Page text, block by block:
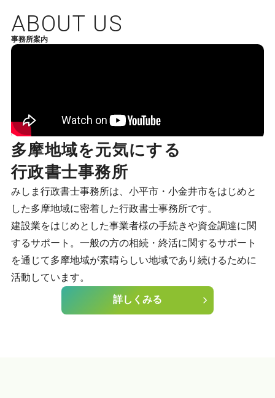
ABOUT US
事務所案内
多摩地域を元気にする
行政書士事務所
みしま行政書士事務所は、小平市・小金井市をはじめと
した多摩地域に密着した行政書士事務所です。
建設業をはじめとした事業者様の手続きや資金調達に関
するサポート。一般の方の相続・終活に関するサポート
を通じて多摩地域が素晴らしい地域であり続けるために
活動しています。
詳しくみる